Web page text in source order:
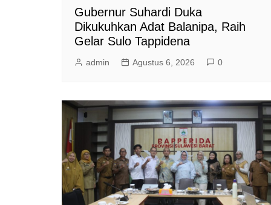
Gubernur Suhardi Duka
Dikukuhkan Adat Balanipa, Raih
Gelar Sulo Tappidena
admin Agustus 6, 2026 0